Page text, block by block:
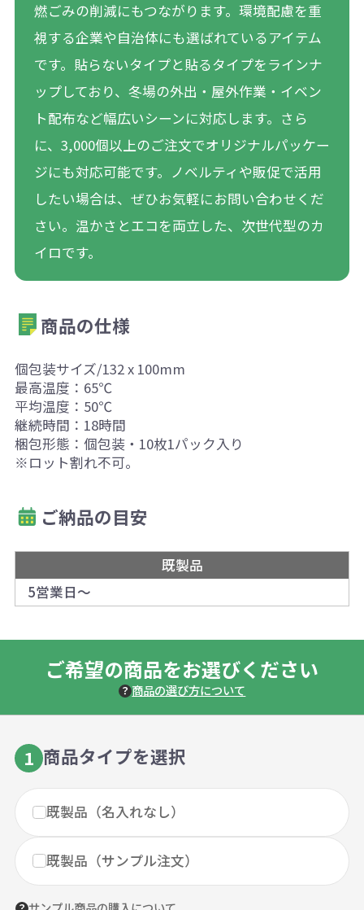
燃ごみの削減にもつながります。環境配慮を重
視する企業や自治体にも選ばれているアイテム
です。貼らないタイプと貼るタイプをラインナ
ップしており、冬場の外出・屋外作業・イベン
ト配布など幅広いシーンに対応します。さら
に、3,000個以上のご注文でオリジナルパッケー
ジにも対応可能です。ノベルティや販促で活用
したい場合は、ぜひお気軽にお問い合わせくだ
さい。温かさとエコを両立した、次世代型のカ
イロです。
商品の仕様
個包装サイズ/132 x 100mm
最高温度：65℃
平均温度：50℃
継続時間：18時間
梱包形態：個包装・10枚1パック入り
※ロット割れ不可。
ご納品の目安
既製品
5営業日～
ご希望の商品をお選びください
商品の選び方について
1 商品タイプを選択
既製品（名入れなし）
既製品（サンプル注文）